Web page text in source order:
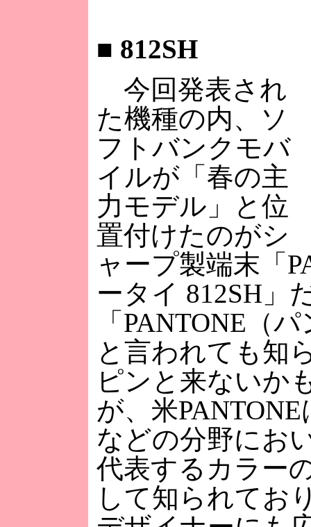
■ 812SH
今回発表され
た機種の内、ソ
フトバンクモバ
イルが「春の主
力モデル」と位
置付けたのがシ
ャープ製端末「
ータイ 812SH」
「PANTONE（
と言われても知
ピンと来ないか
が、米
などの分野にお
代表するカラー
して知られてお